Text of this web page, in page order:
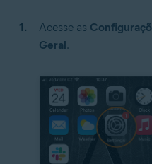
Acesse as
Geral.